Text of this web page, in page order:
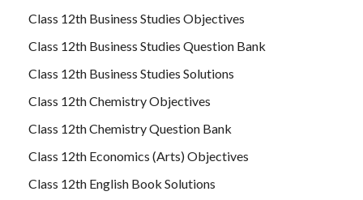
Class 12th Business Studies Objectives
Class 12th Business Studies Question Bank
Class 12th Business Studies Solutions
Class 12th Chemistry Objectives
Class 12th Chemistry Question Bank
Class 12th Economics (Arts) Objectives
Class 12th English Book Solutions